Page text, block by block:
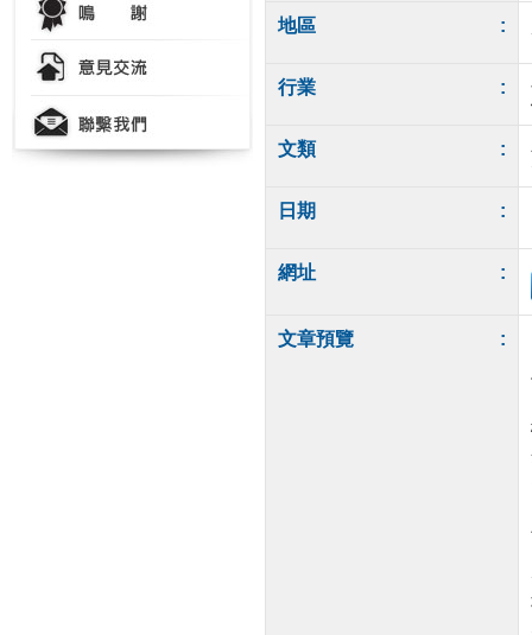
地區 :
行業 :
文類 :
日期 :
網址 :
文章預覽 :